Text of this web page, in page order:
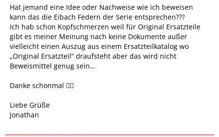
Hat jemand eine Idee oder Nachweise wie ich beweisen
kann das die Eibach Federn der Serie entsprechen???
Ich hab schon Kopfschmerzen weil für Original Ersatzteile
gibt es meiner Meinung nach keine Dokumente außer
vielleicht einen Auszug aus einem Ersatzteilkatalog wo
„Original Ersatzteil“ draufsteht aber das wird nicht
Beweismittel genug sein…
Danke schonmal 😮‍💨
Liebe Grüße
Jonathan